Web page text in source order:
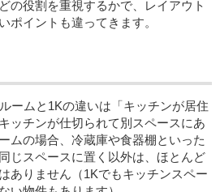
の役割を重視するかで、レイアウト
ポイントも違ってきます。
ームと1Kの違いは「キッチンが居住
ッチンが仕切られて別スペースにあ
ムの場合、冷蔵庫や食器棚といった
じスペースに置く以外は、ほとんど
ありません（1Kでもキッチンスペー